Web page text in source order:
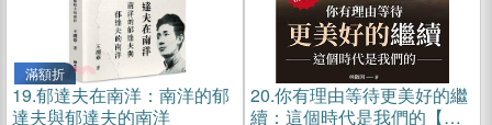
滿額折
19.郁達夫在南洋：南洋的郁
達夫與郁達夫的南洋
20.你有理由等待更美好的繼
續：這個時代是我們的【純